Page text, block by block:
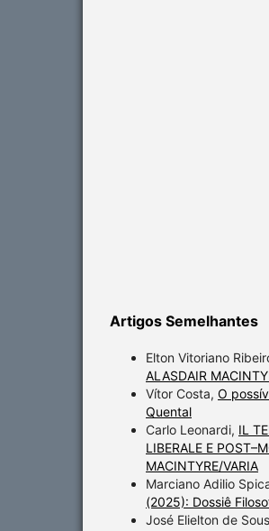
Artigos Semelhantes
Elton Vitoriano
ALASDAIR
Vítor Costa, O
Quental
Carlo Leonardi, IL
LIBERALE E
MACINTYRE/VARIA
Marciano Adilio
(2025): Dossiê
José Elielton de